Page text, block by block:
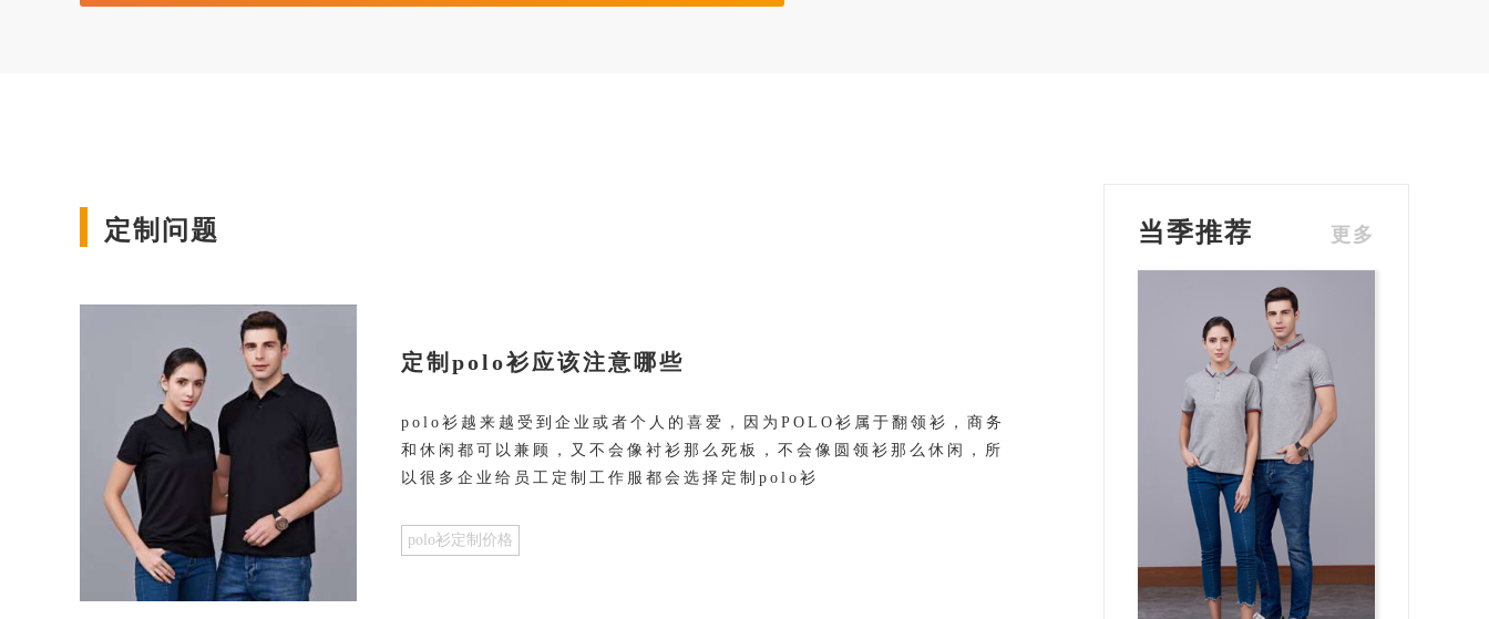
定制问题
定制polo衫应该注意哪些
polo衫越来越受到企业或者个人的喜爱，因为POLO衫属于翻领衫，商务
和休闲都可以兼顾，又不会像衬衫那么死板，不会像圆领衫那么休闲，所
以很多企业给员工定制工作服都会选择定制polo衫
polo衫定制价格
当季推荐 更多